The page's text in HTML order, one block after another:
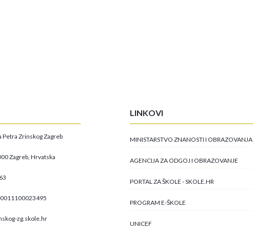
Petra Zrinskog Zagreb
Zagreb, Hrvatska
zg.skole.hr
LINKOVI
MINISTARSTVO ZNANOSTI I OBRAZOVANJA
AGENCIJA ZA ODGOJ I OBRAZOVANJE
PORTAL ZA ŠKOLE - SKOLE.HR
PROGRAM E-ŠKOLE
UNICEF